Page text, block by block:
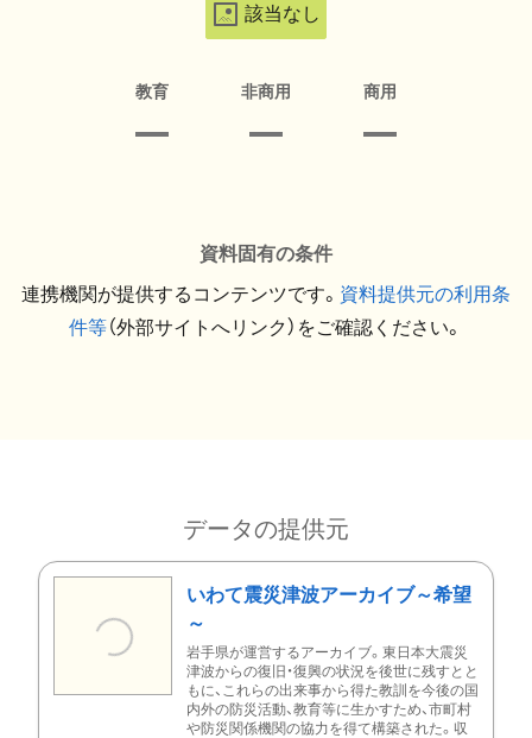
該当なし
教育 非商用 商用
資料固有の条件
連携機関が提供するコンテンツです。 資料提供元の利用条
件等（外部サイトへリンク）をご確認ください。
データの提供元
いわて震災津波アーカイブ～希望
～
岩手県が運営するアーカイブ。東日本大震災
津波からの復旧・復興の状況を後世に残すとと
もに、これらの出来事から得た教訓を今後の国
内外の防災活動、教育等に生かすため、市町村
や防災関係機関の協力を得て構築された。収